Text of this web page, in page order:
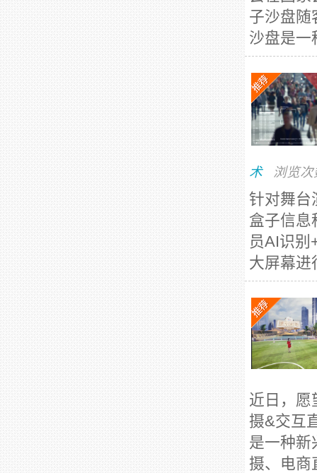
子沙盘随
沙盘是一
术 浏览
针对舞台
盒子信息
员AI识别
大屏幕进
近日，愿
摄&交互
是一种新
摄、电商